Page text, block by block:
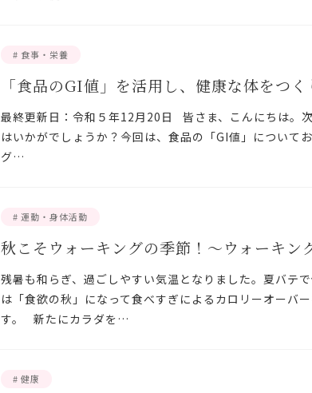
# 食事・栄養
「食品のGI値」を活用し、健康な体をつ
最終更新日：令和５年12月20日 皆さま、こんにちは。
はいかがでしょうか？今回は、食品の「GI値」について
グ…
# 運動・身体活動
秋こそウォーキングの季節！～ウォーキ
残暑も和らぎ、過ごしやすい気温となりました。夏バテ
は「食欲の秋」になって食べすぎによるカロリーオーバ
す。 新たにカラダを…
# 健康